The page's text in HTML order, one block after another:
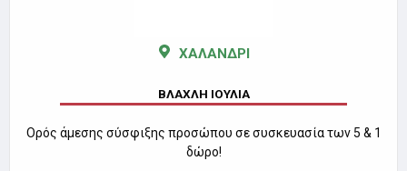
ΧΑΛΑΝΔΡΙ
ΒΛΑΧΛΗ ΙΟΥΛΙΑ
Ορός άμεσης σύσφιξης προσώπου σε συσκευασία των 5 & 1
δώρο!